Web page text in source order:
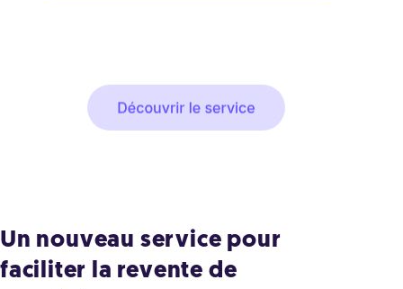
Un nouveau service pour
faciliter la revente de